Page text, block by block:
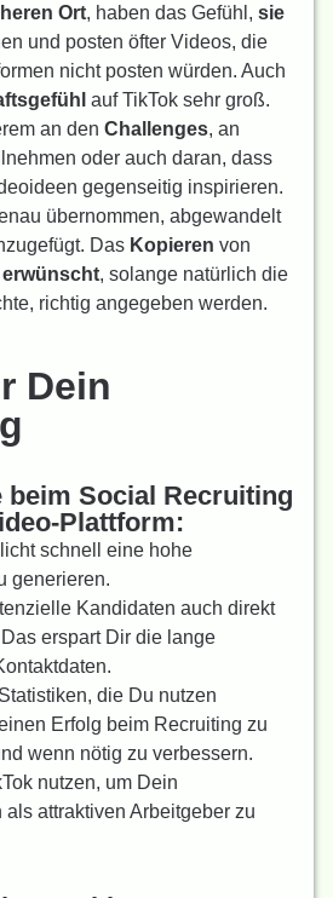
Ort, haben das Gefühl, sie
und posten öfter Videos, die
nicht posten würden. Auch
auf TikTok sehr groß.
an den Challenges, an
oder auch daran, dass
gegenseitig inspirieren.
übernommen, abgewandelt
Das Kopieren von
erwünscht, solange natürlich die
richtig angegeben werden.
Dein
beim Social Recruiting
Plattform:
schnell eine hohe
generieren.
Kandidaten auch direkt
erspart Dir die lange
die Du nutzen
Erfolg beim Recruiting zu
wenn nötig zu verbessern.
nutzen, um Dein
als attraktiven Arbeitgeber zu